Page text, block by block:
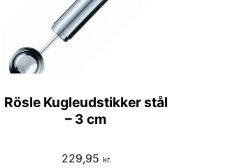
Rösle Kugleudstikker stål
– 3 cm
229,95 kr.